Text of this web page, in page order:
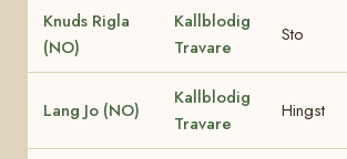
Knuds Rigla
(NO)
Kallblodig
Travare
Sto
Lang Jo (NO)
Kallblodig
Travare
Hingst